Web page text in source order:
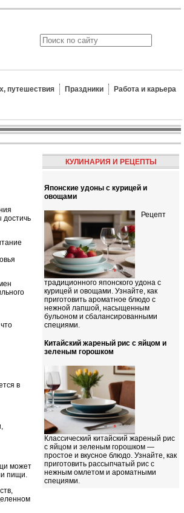
путешествия Праздники
Работа и карьера
достичь
в
может
пищи.
КУЛИНАРИЯ И РЕЦЕПТЫ
Японские удоны с курицей и
овощами
Рецепт
традиционного японского удона с
курицей и овощами. Узнайте, как
приготовить ароматное блюдо с
нежной лапшой, насыщенным
бульоном и сбалансированными
специями.
Китайский жареный рис с яйцом и
зеленым горошком
Классический китайский жареный рис
с яйцом и зеленым горошком —
простое и вкусное блюдо. Узнайте, как
приготовить рассыпчатый рис с
нежным омлетом и ароматными
специями.